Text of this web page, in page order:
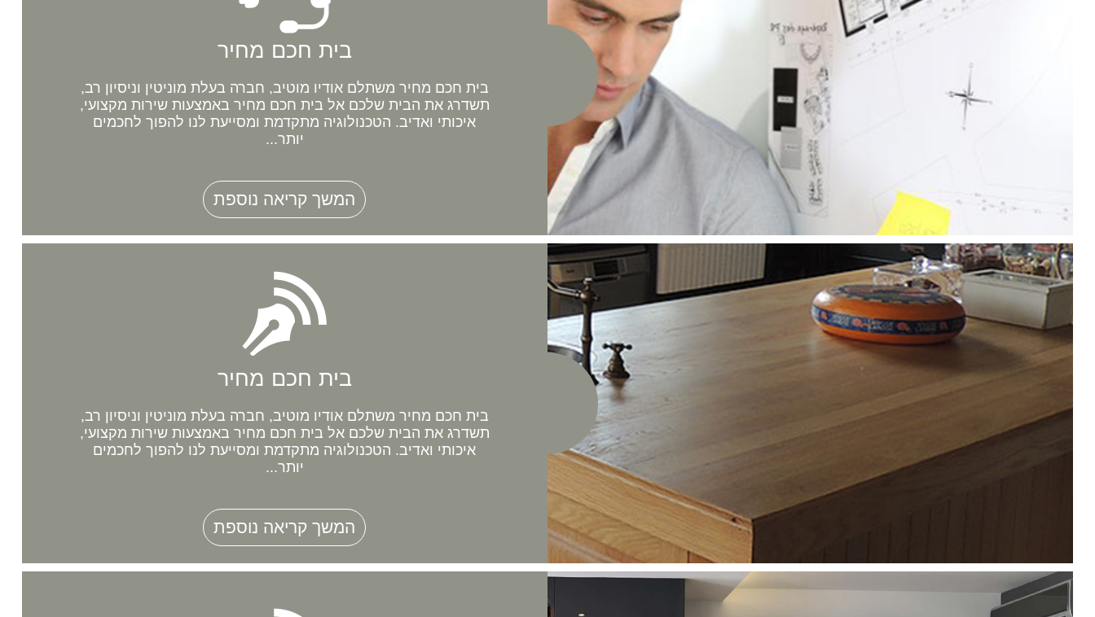
בית חכם מחיר
בית חכם מחיר משתלם אודיו מוטיב, חברה בעלת מוניטין וניסיון רב,
תשדרג את הבית שלכם אל בית חכם מחיר באמצעות שירות מקצועי,
איכותי ואדיב. הטכנולוגיה מתקדמת ומסייעת לנו להפוך לחכמים
יותר...
המשך קריאה נוספת
בית חכם מחיר
בית חכם מחיר משתלם אודיו מוטיב, חברה בעלת מוניטין וניסיון רב,
תשדרג את הבית שלכם אל בית חכם מחיר באמצעות שירות מקצועי,
איכותי ואדיב. הטכנולוגיה מתקדמת ומסייעת לנו להפוך לחכמים
יותר...
המשך קריאה נוספת